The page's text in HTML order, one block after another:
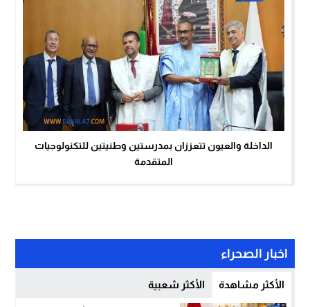
الداخلة والعيون تتعززان بمدرستين وطنيتين للتكنولوجيات
المتقدمة
اخبار الصحراء
الأكثر مشاهدة الأكثر شعبية